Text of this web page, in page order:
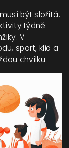
být složitá.
týdně,
V
sport, klid a
chvilku!